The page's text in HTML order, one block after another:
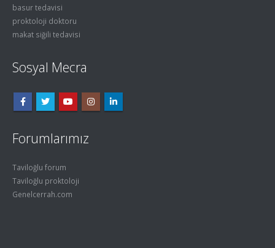
basur tedavisi
proktoloji doktoru
makat siğili tedavisi
Sosyal Mecra
Forumlarımız
Taviloğlu forum
Taviloğlu proktoloji
Genelcerrah.com